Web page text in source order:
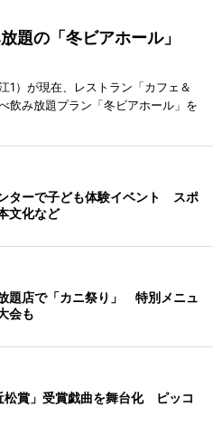
題の「冬ビアホール」
1）が現在、レストラン「カフェ＆
飲み放題プラン「冬ビアホール」を
ターで子ども体験イベント スポ
文化など
題店で「カニ祭り」 特別メニュ
会も
松賞」受賞戯曲を舞台化 ピッコ